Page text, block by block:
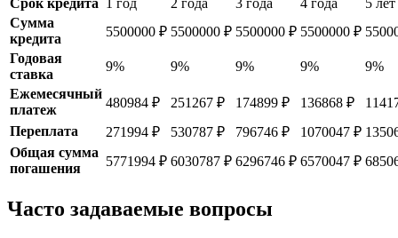
Срок кредита 1 год 2 года 3 года 4 года
5 лет
Сумма
кредита
5500000 ₽ 5500000 ₽ 5500000 ₽ 5500000 ₽
Годовая
ставка
9% 9% 9% 9%
9%
Ежемесячный
платеж
480984 ₽ 251267 ₽ 174899 ₽ 136868 ₽
Переплата
271994 ₽ 530787 ₽ 796746 ₽ 1070047 ₽
Общая сумма
погашения
5771994 ₽ 6030787 ₽ 6296746 ₽ 6570047 ₽
Часто задаваемые вопросы